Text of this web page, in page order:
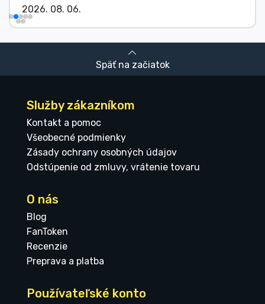
2026. 08. 06.
Späť na začiatok
Služby zákazníkom
Kontakt a pomoc
Všeobecné podmienky
Zásady ochrany osobných údajov
Odstúpenie od zmluvy, vrátenie tovaru
O nás
Blog
FanToken
Recenzie
Preprava a platba
Používateľské konto